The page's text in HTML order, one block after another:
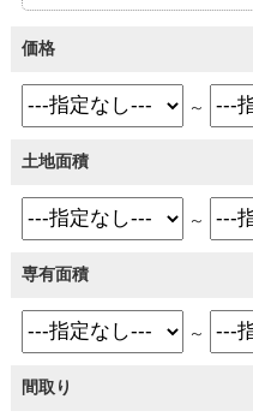
価格
～
土地面積
～
専有面積
～
間取り